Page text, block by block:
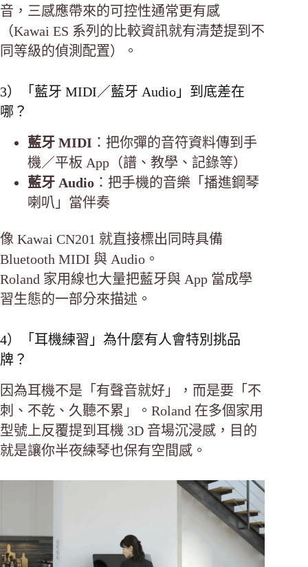
音，三感應帶來的可控性通常更有感
（Kawai ES 系列的比較資訊就有清楚提到不
同等級的偵測配置）。
3）「藍牙 MIDI／藍牙 Audio」到底差在
哪？
藍牙 MIDI ：把你彈的音符資料傳到手
機／平板 App（譜、教學、記錄等）
藍牙 Audio ：把手機的音樂「播進鋼琴
喇叭」當伴奏
像 Kawai CN201 就直接標出同時具備
Bluetooth MIDI 與 Audio。
Roland 家用線也大量把藍牙與 App 當成學
習生態的一部分來描述。
4）「耳機練習」為什麼有人會特別挑品
牌？
因為耳機不是「有聲音就好」，而是要「不
刺、不乾、久聽不累」。Roland 在多個家用
型號上反覆提到耳機 3D 音場沉浸感，目的
就是讓你半夜練琴也保有空間感。